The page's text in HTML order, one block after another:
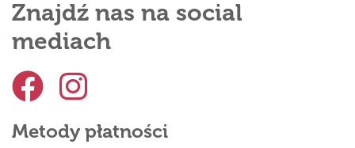
Znajdź nas na social
mediach
Metody płatności